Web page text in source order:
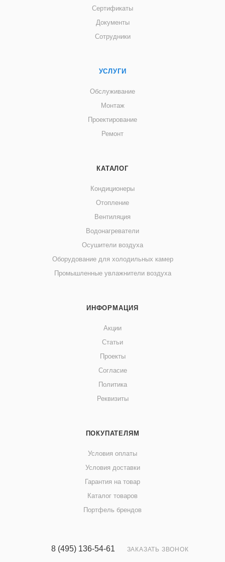
Сертификаты
Документы
Сотрудники
УСЛУГИ
Обслуживание
Монтаж
Проектирование
Ремонт
КАТАЛОГ
Кондиционеры
Отопление
Вентиляция
Водонагреватели
Осушители воздуха
Оборудование для холодильных камер
Промышленные увлажнители воздуха
ИНФОРМАЦИЯ
Акции
Статьи
Проекты
Согласие
Политика
Реквизиты
ПОКУПАТЕЛЯМ
Условия оплаты
Условия доставки
Гарантия на товар
Каталог товаров
Портфель брендов
8 (495) 136-54-61 ЗАКАЗАТЬ ЗВОНОК